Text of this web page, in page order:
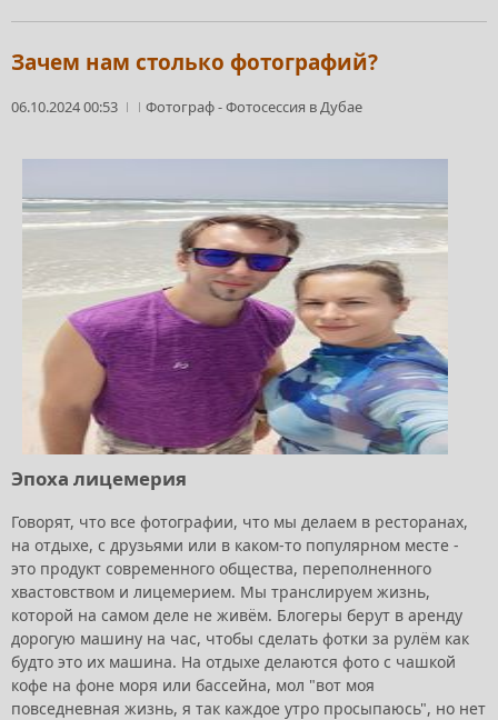
Зачем нам столько фотографий?
06.10.2024 00:53 Фотограф-Фотосессия в Дубае
Эпоха лицемерия
Говорят, что все фотографии, что мы делаем в ресторанах,
на отдыхе, с друзьями или в каком-то популярном месте -
это продукт современного общества, переполненного
хвастовством и лицемерием. Мы транслируем жизнь,
которой на самом деле не живём. Блогеры берут в аренду
дорогую машину на час, чтобы сделать фотки за рулём как
будто это их машина. На отдыхе делаются фото с чашкой
кофе на фоне моря или бассейна, мол "вот моя
повседневная жизнь, я так каждое утро просыпаюсь", но нет